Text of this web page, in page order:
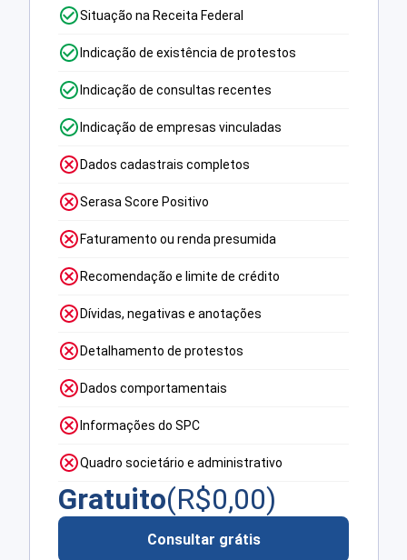
Situação na Receita Federal
Indicação de existência de protestos
Indicação de consultas recentes
Indicação de empresas vinculadas
Dados cadastrais completos
Serasa Score Positivo
Faturamento ou renda presumida
Recomendação e limite de crédito
Dívidas, negativas e anotações
Detalhamento de protestos
Dados comportamentais
Informações do SPC
Quadro societário e administrativo
Gratuito(R$0,00)
Consultar grátis